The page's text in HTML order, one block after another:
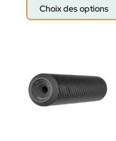
Choix des options